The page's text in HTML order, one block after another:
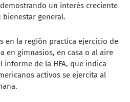
un interés creciente
general.
en la región practica ejercicio de
en gimnasios, en casa o al aire
informe de la HFA, que indica
activos se ejercita al